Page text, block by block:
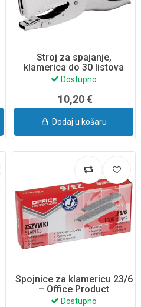
Stroj za spajanje,
klamerica do 30 listova
Fornax metalni blister
Dostupno
10,20 €
Dodaj u košaru
Spojnice za klamericu 23/6
– Office Product
Dostupno